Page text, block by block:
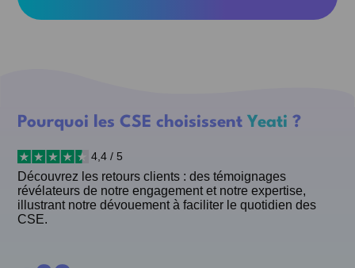
Pourquoi les CSE choisissent Yeati?
4,4 / 5
Découvrez les retours clients : des témoignages
révélateurs de notre engagement et notre expertise,
illustrant notre dévouement à faciliter le quotidien des
CSE.